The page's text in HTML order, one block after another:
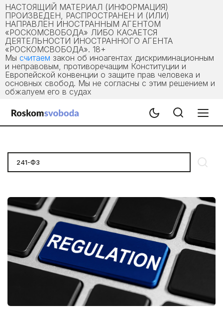
НАСТОЯЩИЙ МАТЕРИАЛ (ИНФОРМАЦИЯ)
ПРОИЗВЕДЕН, РАСПРОСТРАНЕН И (ИЛИ)
НАПРАВЛЕН ИНОСТРАННЫМ АГЕНТОМ
«РОСКОМСВОБОДА» ЛИБО КАСАЕТСЯ
ДЕЯТЕЛЬНОСТИ ИНОСТРАННОГО АГЕНТА
«РОСКОМСВОБОДА». 18+
Мы считаем закон об иноагентах дискриминационным
и неправовым, противоречащим Конституции и
Европейской конвенции о защите прав человека и
основных свобод. Мы не согласны с этим решением и
обжалуем его в судах